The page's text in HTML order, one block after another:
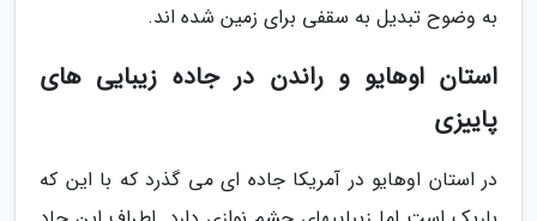
به وضوح تبدیل به سقفی برای زمین شده اند.
استان اوهایو و راندن در جاده زیبایی های
پاییزی
در استان اوهایو در آمریکا جاده ای می گذرد که با این که